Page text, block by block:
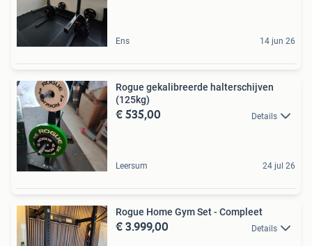
Ens 14 jun 26
Rogue gekalibreerde halterschijven
(125kg)
€ 535,00 Details
Leersum 24 jul 26
Rogue Home Gym Set - Compleet
€ 3.999,00 Details